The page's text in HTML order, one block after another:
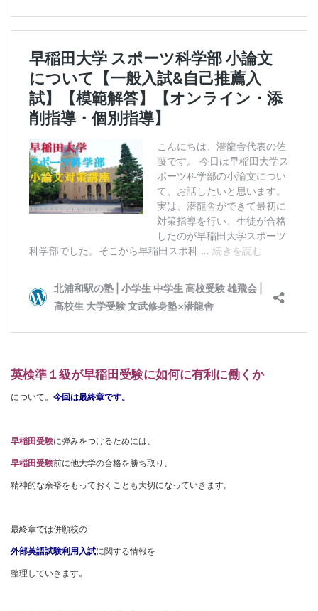
英検準１級が早稲田受験に如何に有利に働くか
について。 今回は最終章です。
早稲田受験に弾みをつけるためには、
早稲田受験前に他大学の合格を勝ち取り、
精神的な余裕をもっておくことも大切になっていきます。
最終章では併願校の
外部英語試験利用入試に関する情報を
整理していきます。